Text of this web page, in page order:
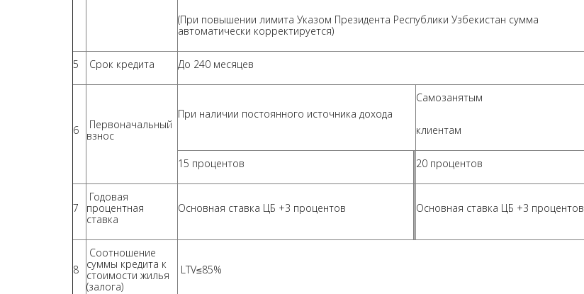
(При повышении лимита Указом Президента Республики Узбекистан сумма
автоматически корректируется)
5 Срок кредита До 240 месяцев
6
Первоначальный
взнос
При наличии постоянного источника дохода
Самозанятым
клиентам
15 процентов 20 процентов
7
Годовая
процентная
ставка
Основная ставка ЦБ +3 процентов Основная ставка ЦБ +3 процентов
8
Соотношение
суммы кредита к
стоимости жилья
(залога)
LTV≤85%